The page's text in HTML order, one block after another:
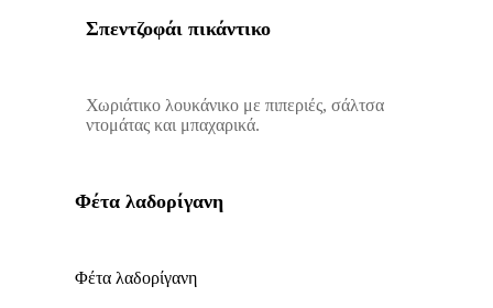
Σπεντζοφάι πικάντικο
Χωριάτικο λουκάνικο με πιπεριές, σάλτσα
ντομάτας και μπαχαρικά.
Φέτα λαδορίγανη
Φέτα λαδορίγανη